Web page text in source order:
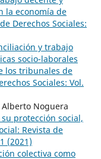
la economía de
Derechos Sociales:
y trabajo
socio-laborales
los tribunales de
Sociales: Vol.
Noguera
protección social,
Revista de
(2021)
colectiva como